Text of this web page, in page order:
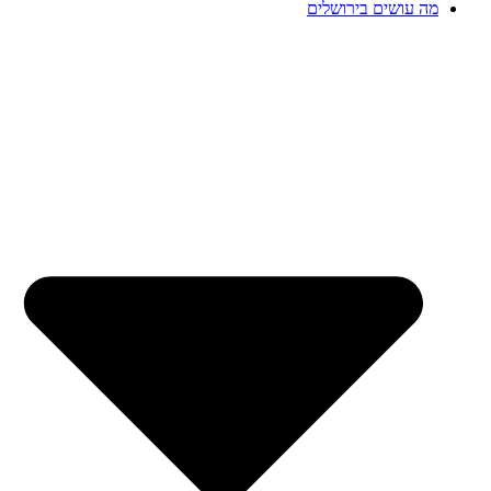
מה עושים בירושלים